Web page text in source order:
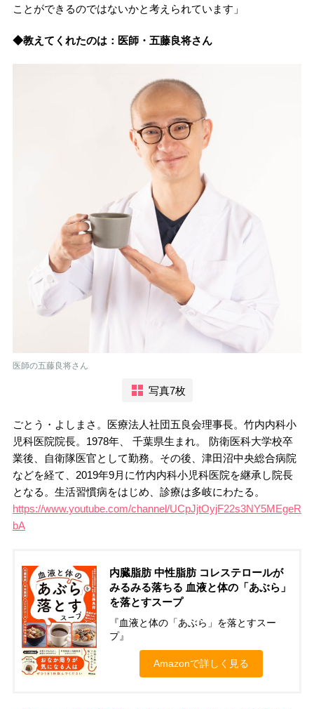
ことができるのではないかと考えられています」
◆教えてくれたのは：医師・五藤良将さん
医師の五藤良将さん
写真7枚
ごとう・よしまさ。医療法人社団五良会理事長。竹内内科小
児科医院院長。1978年、 千葉県生まれ。 防衛医科大学校卒
業後、自衛隊医官として勤務。その後、津田沼中央総合病院
などを経て、2019年9月に竹内内科小児科医院を継承し院長
となる。生活習慣病をはじめ、診療は多岐にわたる。
https://www.youtube.com/channel/UCpJjtOyjF22s3NY5MEgeR
bA
内臓脂肪 中性脂肪 コレステロールが
みるみる落ちる 血液と体の「あぶら」
を落とすスープ
『血液と体の「あぶら」を落とすスー
プ』
Amazonで詳しく見る